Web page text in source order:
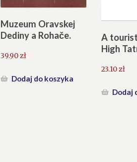
Muzeum Oravskej
Dediny a Rohače.
39.90zł
Dodaj do koszyka
A
High
23.10zł
Dodaj